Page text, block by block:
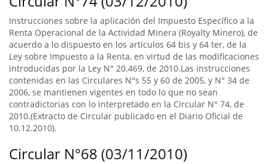
Instrucciones sobre la aplicación del Impuesto Específico a la
Renta Operacional de la Actividad Minera (Royalty Minero), de
acuerdo a lo dispuesto en los artículos 64 bis y 64 ter, de la
Ley sobre Impuesto a la Renta, en virtud de las modificaciones
introducidas por la Ley N° 20.469, de 2010.Las instrucciones
contenidas en las Circulares N°s 55 y 60 de 2005, y N° 34 de
2006, se mantienen vigentes en todo lo que no sean
contradictorias con lo interpretado en la Circular N° 74, de
2010.(Extracto de Circular publicado en el Diario Oficial de
10.12.2010).
Circular N°68 (03/11/2010)